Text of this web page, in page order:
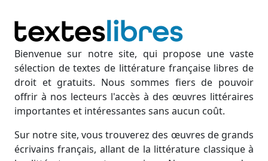
Bienvenue sur notre site, qui propose une vaste
sélection de textes de littérature française libres de
droit et gratuits. Nous sommes fiers de pouvoir
offrir à nos lecteurs l'accès à des œuvres littéraires
importantes et intéressantes sans aucun coût.
Sur notre site, vous trouverez des œuvres de grands
écrivains français, allant de la littérature classique à